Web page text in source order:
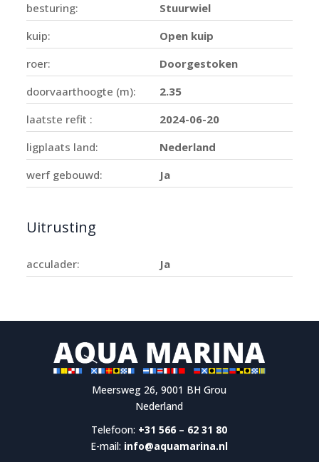
besturing:
Stuurwiel
kuip:
Open kuip
roer:
Doorgestoken
doorvaarthoogte (m):
2.35
laatste refit :
2024-06-20
ligplaats land:
Nederland
werf gebouwd:
Ja
Uitrusting
acculader: Ja
Meersweg 26, 9001 BH Grou
Nederland
Telefoon: +31 566 – 62 31 80
E-mail: info@aquamarina.nl